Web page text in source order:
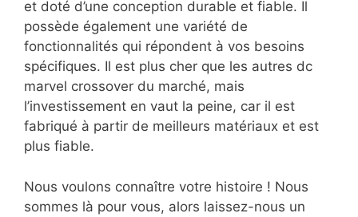
et doté d’une conception durable et fiable. Il
possède également une variété de
fonctionnalités qui répondent à vos besoins
spécifiques. Il est plus cher que les autres dc
marvel crossover du marché, mais
l’investissement en vaut la peine, car il est
fabriqué à partir de meilleurs matériaux et est
plus fiable.
Nous voulons connaître votre histoire ! Nous
sommes là pour vous, alors laissez-nous un